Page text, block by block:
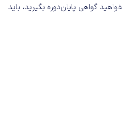
گواهی پایان‌دوره بگیرید، باید